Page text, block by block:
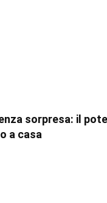
sorpresa: il
a casa